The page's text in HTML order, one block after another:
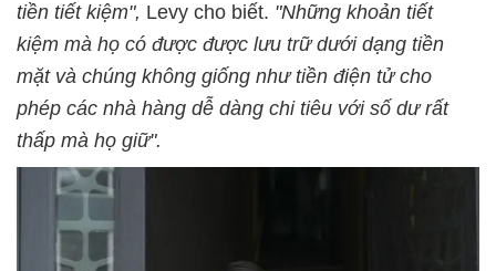
tiền tiết kiệm", Levy cho biết. "Những khoản tiết
kiệm mà họ có được được lưu trữ dưới dạng tiền
mặt và chúng không giống như tiền điện tử cho
phép các nhà hàng dễ dàng chi tiêu với số dư rất
thấp mà họ giữ".